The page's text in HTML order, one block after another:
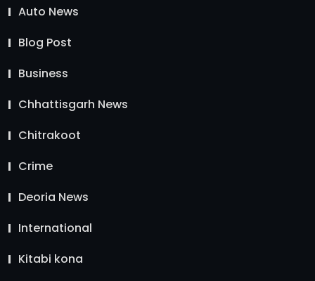
Auto News
Blog Post
Business
Chhattisgarh News
Chitrakoot
Crime
Deoria News
International
Kitabi kona